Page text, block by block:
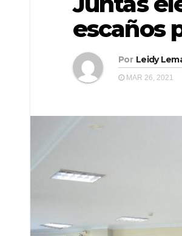
escaños
Por Leidy
MAR 26, 2021